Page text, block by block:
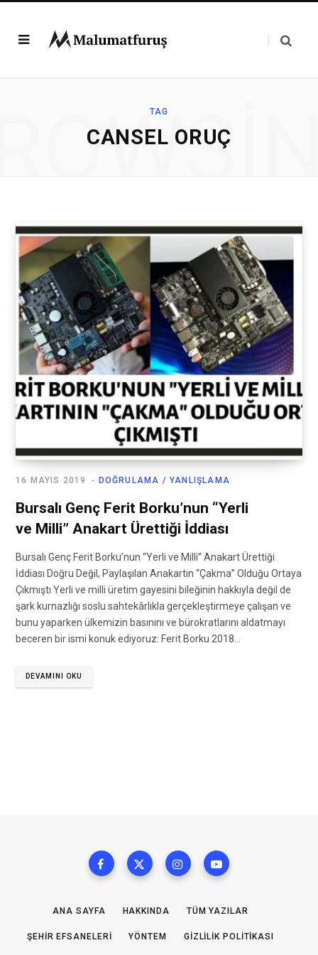
TAG
CANSEL ORUÇ
DOĞRULAMA / YANLIŞLAMA
16 MAYIS 2019
Bursalı Genç Ferit Borku’nun “Yerli
ve Milli” Anakart Ürettiği İddiası
Bursalı Genç Ferit Borku’nun “Yerli ve Milli” Anakart Ürettiği
İddiası Doğru Değil, Paylaşılan Anakartın “Çakma” Olduğu Ortaya
Çıkmıştı Yerli ve milli üretim gayesini bileğinin hakkıyla değil de
şark kurnazlığı soslu sahtekârlıkla gerçekleştirmeye çalışan ve
bunu yaparken ülkemizin basınını ve bürokratlarını aldatmayı
beceren bir ismi konuk ediyoruz: Ferit Borku 2018…
DEVAMINI OKU
ANA SAYFA HAKKINDA TÜM YAZILAR
ŞEHIR EFSANELERI YÖNTEM GIZLILIK POLITIKASI